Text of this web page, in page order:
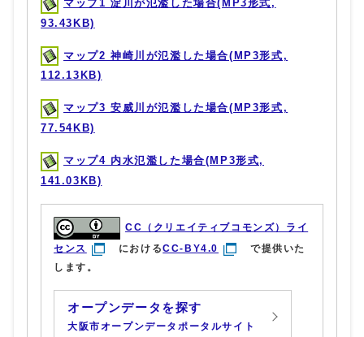
マップ1 淀川が氾濫した場合(MP3形式,
93.43KB)
マップ2 神崎川が氾濫した場合(MP3形式,
112.13KB)
マップ3 安威川が氾濫した場合(MP3形式,
77.54KB)
マップ4 内水氾濫した場合(MP3形式,
141.03KB)
CC（クリエイティブコモンズ）ライ
センス
におけるCC-BY4.0
で提供いた
します。
オープンデータを探す
大阪市オープンデータポータルサイト